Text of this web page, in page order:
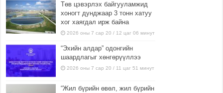
Төв цэвэрлэх байгууламжид
хоногт дунджаар 3 тонн хатуу
хог хаягдал ирж байна
2026 оны 7 сар 20 / 12 цаг 06 минут
“Эхийн алдар” одонгийн
шаардлагыг хөнгөрүүллээ
2026 оны 7 сар 20 / 11 цаг 51 минут
“Жил бүрийн өвөл, жил бүрийн